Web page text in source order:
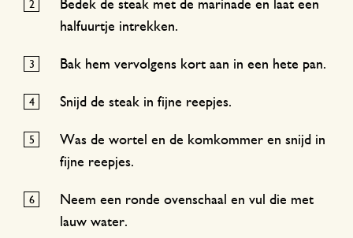
Bedek de steak met de marinade en laat een
halfuurtje intrekken.
Bak hem vervolgens kort aan in een hete pan.
Snijd de steak in fijne reepjes.
Was de wortel en de komkommer en snijd in
fijne reepjes.
Neem een ronde ovenschaal en vul die met
lauw water.